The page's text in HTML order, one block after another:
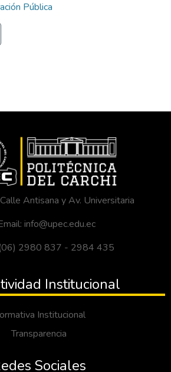
Pública
Antisana y Av. Universitaria
info@upec.edu.ec
2980 837 - 2984 435
Institucional
Institucional
Transparencia
Sociales